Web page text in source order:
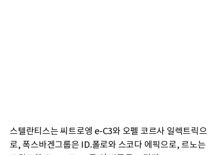
스텔란티스는 씨트로엥 e-C3와 오펠 코르사 일렉트릭으
로, 폭스바겐그룹은 ID.폴로와 스코다 에픽으로, 르노는